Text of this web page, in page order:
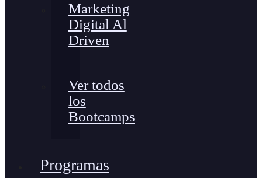
Marketing
Digital Al
Driven
Ver todos
los
Bootcamps
Programas